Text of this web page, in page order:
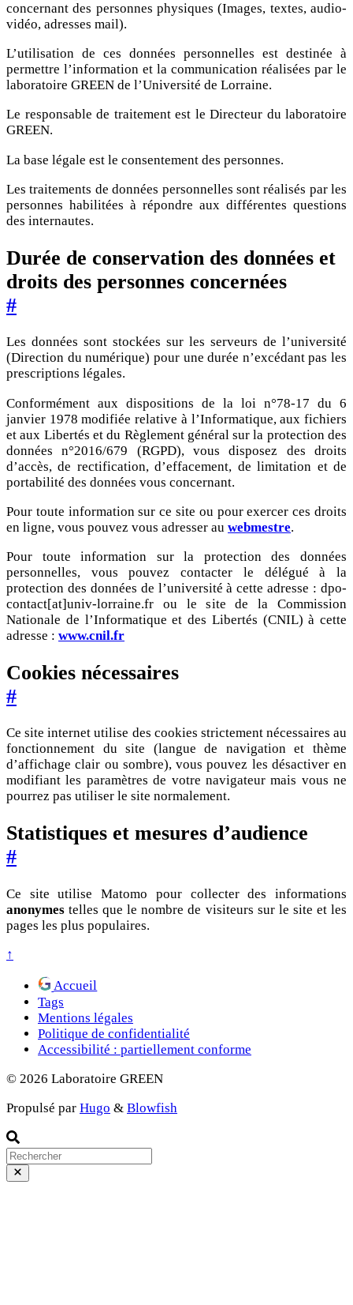
concernant des personnes physiques (Images, textes, audio-
vidéo, adresses mail).
L’utilisation de ces données personnelles est destinée à
permettre l’information et la communication réalisées par le
laboratoire GREEN de l’Université de Lorraine.
Le responsable de traitement est le Directeur du laboratoire
GREEN.
La base légale est le consentement des personnes.
Les traitements de données personnelles sont réalisés par les
personnes habilitées à répondre aux différentes questions
des internautes.
Durée de conservation des données et
droits des personnes concernées
#
Les données sont stockées sur les serveurs de l’université
(Direction du numérique) pour une durée n’excédant pas les
prescriptions légales.
Conformément aux dispositions de la loi n°78-17 du 6
janvier 1978 modifiée relative à l’Informatique, aux fichiers
et aux Libertés et du Règlement général sur la protection des
données n°2016/679 (RGPD), vous disposez des droits
d’accès, de rectification, d’effacement, de limitation et de
portabilité des données vous concernant.
Pour toute information sur ce site ou pour exercer ces droits
en ligne, vous pouvez vous adresser au webmestre.
Pour toute information sur la protection des données
personnelles, vous pouvez contacter le délégué à la
protection des données de l’université à cette adresse : dpo-
contact[at]univ-lorraine.fr ou le site de la Commission
Nationale de l’Informatique et des Libertés (CNIL) à cette
adresse : www.cnil.fr
Cookies nécessaires
#
Ce site internet utilise des cookies strictement nécessaires au
fonctionnement du site (langue de navigation et thème
d’affichage clair ou sombre), vous pouvez les désactiver en
modifiant les paramètres de votre navigateur mais vous ne
pourrez pas utiliser le site normalement.
Statistiques et mesures d’audience
#
Ce site utilise Matomo pour collecter des informations
anonymes telles que le nombre de visiteurs sur le site et les
pages les plus populaires.
↑
Accueil
Tags
Mentions légales
Politique de confidentialité
Accessibilité : partiellement conforme
© 2026 Laboratoire GREEN
Propulsé par Hugo & Blowfish